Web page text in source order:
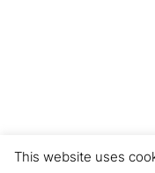
This website uses